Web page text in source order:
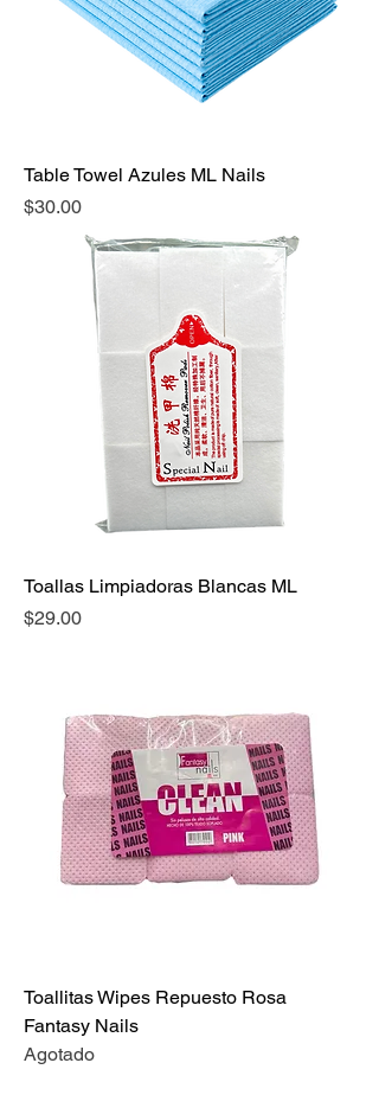
Table Towel Azules ML Nails
Precio
$30.00
Toallas Limpiadoras Blancas ML
Precio
$29.00
Toallitas Wipes Repuesto Rosa
Fantasy Nails
Agotado